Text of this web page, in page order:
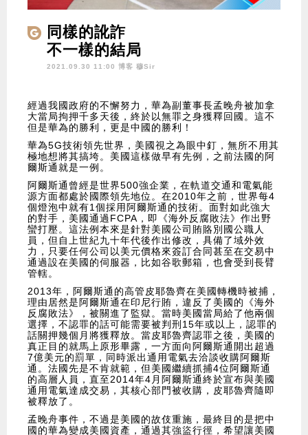
同樣的訛詐
不一樣的結局
2021.09.30 11:00 博客 穆Sir
經過我國政府的不懈努力，華為副董事長孟晚舟被加拿
大當局拘押千多天後，終於以無罪之身獲釋回國。這不
但是華為的勝利，更是中國的勝利！
華為5G技術領先世界，美國視之為眼中釘，無所不用其
極地想將其搞垮。美國這樣做早有先例，之前法國的阿
爾斯通就是一例。
阿爾斯通曾經是世界500強企業，在軌道交通和電氣能
源方面都處於國際領先地位。在2010年之前，世界每4
個燈泡中就有1個採用阿爾斯通的技術。面對如此強大
的對手，美國通過FCPA，即《海外反腐敗法》作出野
蠻打壓。這法例本來是針對美國公司賄賂別國公職人
員，但自上世紀九十年代後作出修改，具備了域外效
力，只要任何公司以美元價格來簽訂合同甚至在交易中
通過設在美國的伺服器，比如谷歌郵箱，也會受到長臂
管轄。
2013年，阿爾斯通的高管皮耶魯齊在美國轉機時被捕，
理由居然是阿爾斯通在印尼行賄，違反了美國的《海外
反腐敗法》，被關進了監獄。當時美國當局給了他兩個
選擇，不認罪的話可能需要被判刑15年或以上，認罪的
話關押幾個月將獲釋放。當皮耶魯齊認罪之後，美國的
真正目的就馬上原形畢露，一方面向阿爾斯通開出超過
7億美元的罰單，同時派出通用電氣去洽談收購阿爾斯
通。法國先是不肯就範，但美國繼續抓捕4位阿爾斯通
的高層人員，直至2014年4月阿爾斯通終於宣布與美國
通用電氣達成交易，其核心部門被收購，皮耶魯齊隨即
被釋放了。
孟晚舟事件，不過是美國的故伎重施，最終目的是把中
國的華為變成美國資產，通過其強盜行徑，希望讓美國